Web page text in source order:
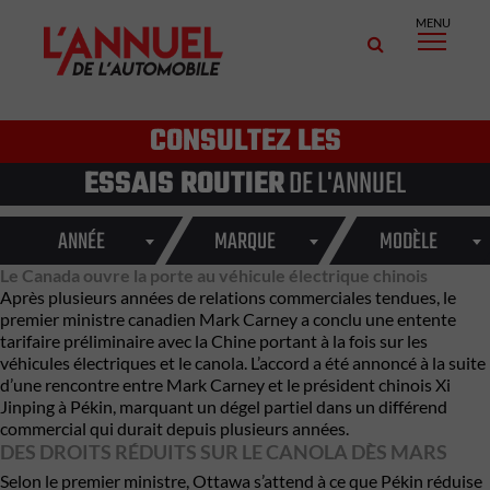
MENU
CONSULTEZ LES
ESSAIS ROUTIERDE L'ANNUEL
ANNÉE MARQUE MODÈLE
Le Canada ouvre la porte au véhicule électrique chinois
Après plusieurs années de relations commerciales tendues, le
premier ministre canadien Mark Carney a conclu une entente
tarifaire préliminaire avec la Chine portant à la fois sur les
véhicules électriques et le canola. L’accord a été annoncé à la suite
d’une rencontre entre Mark Carney et le président chinois Xi
Jinping à Pékin, marquant un dégel partiel dans un différend
commercial qui durait depuis plusieurs années.
DES DROITS RÉDUITS SUR LE CANOLA DÈS MARS
Selon le premier ministre, Ottawa s’attend à ce que Pékin réduise